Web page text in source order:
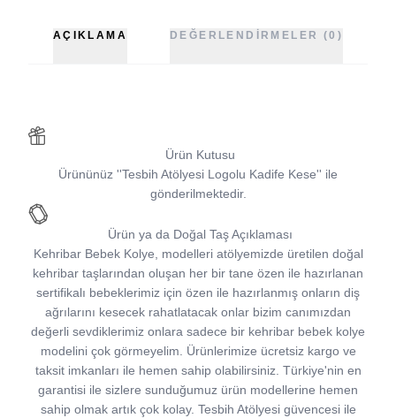
AÇIKLAMA DEĞERLENDIRMELER (0)
Ürün Kutusu
Ürününüz ''Tesbih Atölyesi Logolu Kadife Kese'' ile
gönderilmektedir.
Ürün ya da Doğal Taş Açıklaması
Kehribar Bebek Kolye, modelleri atölyemizde üretilen doğal
kehribar taşlarından oluşan her bir tane özen ile hazırlanan
sertifikalı bebeklerimiz için özen ile hazırlanmış onların diş
ağrılarını kesecek rahatlatacak onlar bizim canımızdan
değerli sevdiklerimiz onlara sadece bir kehribar bebek kolye
modelini çok görmeyelim. Ürünlerimize ücretsiz kargo ve
taksit imkanları ile hemen sahip olabilirsiniz. Türkiye'nin en
garantisi ile sizlere sunduğumuz ürün modellerine hemen
sahip olmak artık çok kolay. Tesbih Atölyesi güvencesi ile